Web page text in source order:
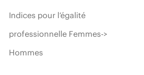
Indices pour l’égalité
professionnelle Femmes->
Hommes